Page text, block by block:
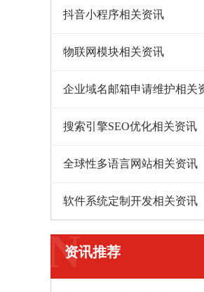
抖音小程序相关资讯
物联网模块相关资讯
企业域名邮箱申请维护相关
搜索引擎SEO优化相关资讯
全球性多语言网站相关资讯
软件系统定制开发相关资讯
资讯推荐
N